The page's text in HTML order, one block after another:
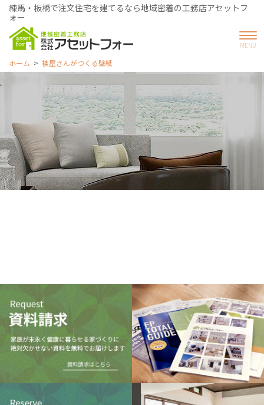
練馬・板橋で注文住宅を建てるなら地域密着の工務店アセットフ
ォー
ホーム 襖屋さんがつくる壁紙